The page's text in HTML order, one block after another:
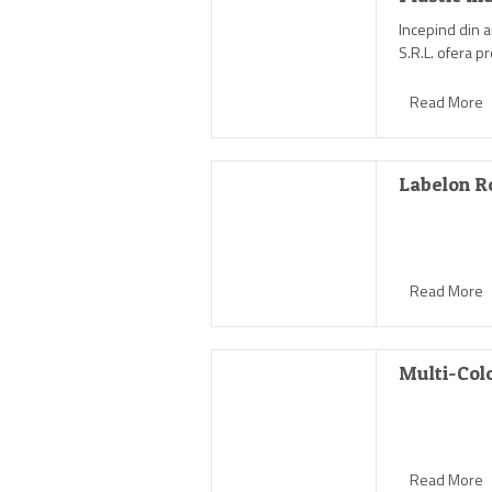
Incepind din
S.R.L. ofera
Aplicatiile
ale acestora.
Produsele
cele mai
Produse" a
Read More
Labelon
Read More
Multi-
Read More